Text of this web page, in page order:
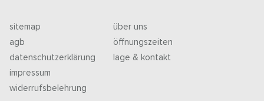
sitemap
agb
datenschutzerklärung
impressum
widerrufsbelehrung
über uns
öffnungszeiten
lage & kontakt